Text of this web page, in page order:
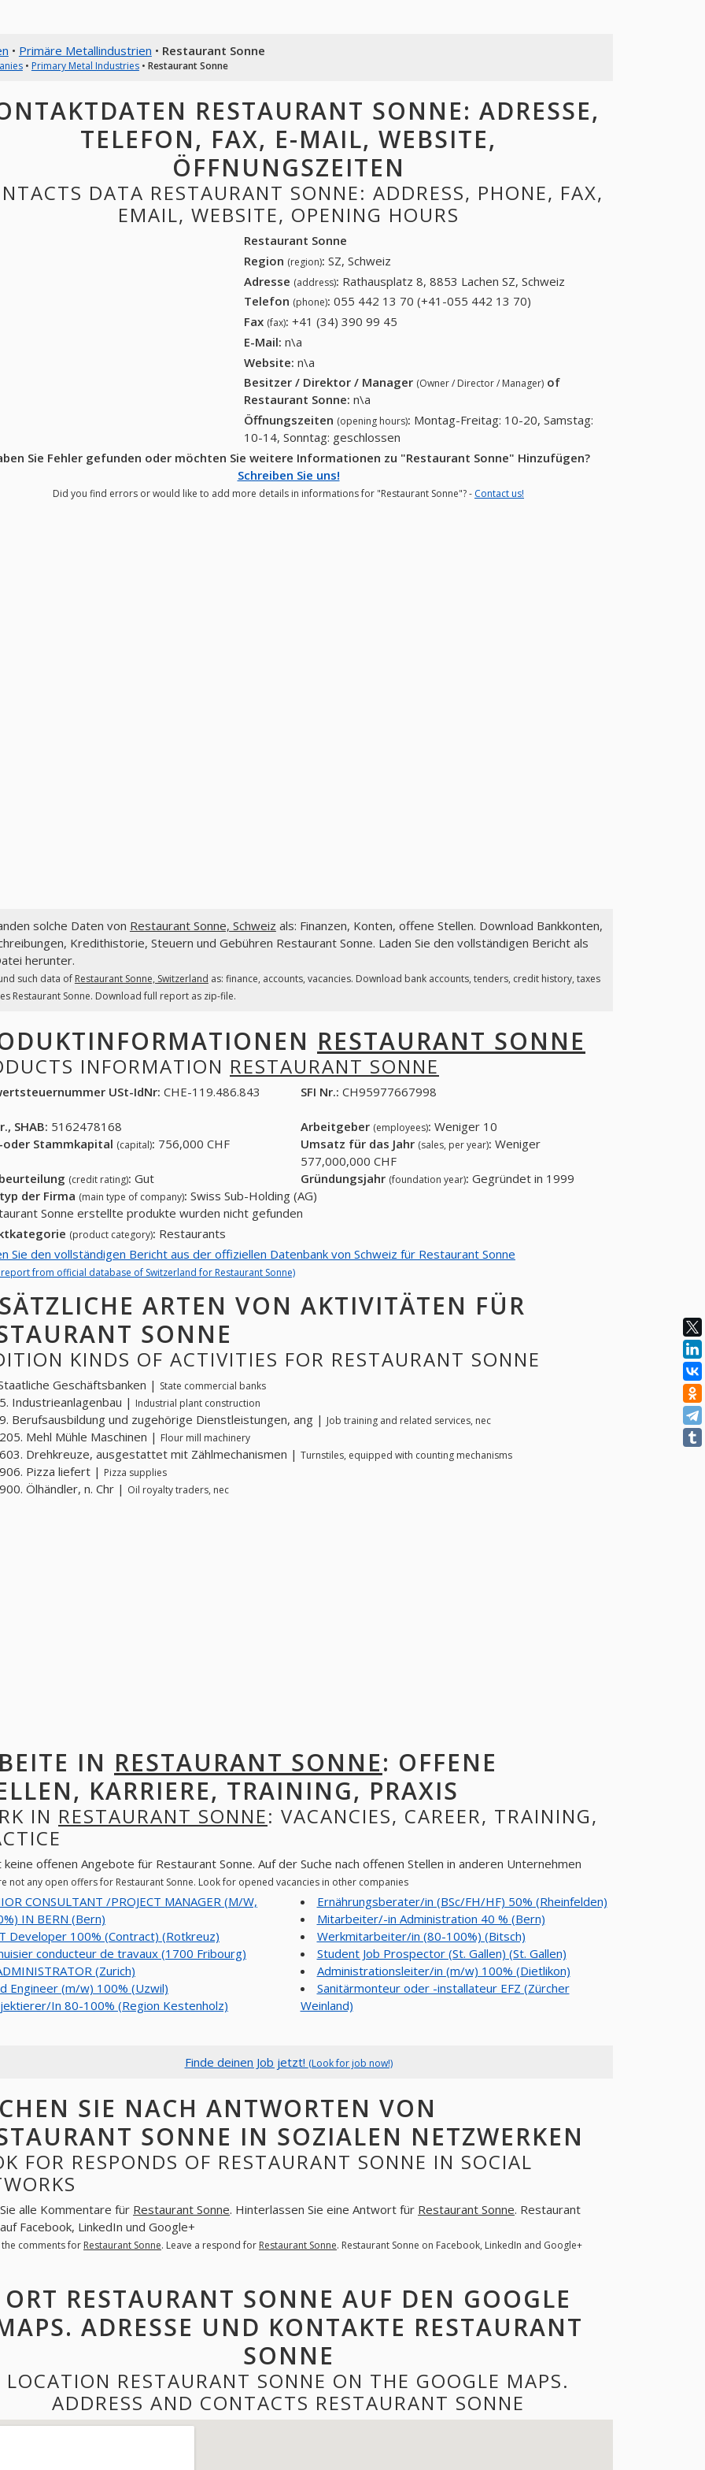
• Primäre Metallindustrien • Restaurant Sonne
• Primary Metal Industries• Restaurant Sonne
RESTAURANT SONNE: ADRESSE,
TELEFON, FAX, E-MAIL, WEBSITE,
ÖFFNUNGSZEITEN
DATA RESTAURANT SONNE: ADDRESS, PHONE, FAX,
EMAIL, WEBSITE, OPENING HOURS
Restaurant Sonne
Region (region): SZ, Schweiz
Adresse (address): Rathausplatz 8, 8853 Lachen SZ, Schweiz
Telefon (phone): 055 442 13 70 (+41-055 442 13 70)
Fax (fax): +41 (34) 390 99 45
E-Mail: n\a
Website: n\a
Besitzer / Direktor / Manager (Owner / Director / Manager) of
Restaurant Sonne: n\a
Öffnungszeiten (opening hours): Montag-Freitag: 10-20, Samstag:
10-14, Sonntag: geschlossen
Sie Fehler gefunden oder möchten Sie weitere Informationen zu "Restaurant Sonne" Hinzufügen?
Schreiben Sie uns!
Did you find errors or would like to add more details in informations for "Restaurant Sonne"? - Contact us!
solche Daten von Restaurant Sonne, Schweiz als: Finanzen, Konten, offene Stellen. Download Bankkonten,
Kredithistorie, Steuern und Gebühren Restaurant Sonne. Laden Sie den vollständigen Bericht als
herunter.
such data of Restaurant Sonne, Switzerland as: finance, accounts, vacancies. Download bank accounts, tenders, credit history, taxes
Restaurant Sonne. Download full report as zip-file.
RESTAURANT SONNE
INFORMATION RESTAURANT SONNE
USt-IdNr: CHE-119.486.843 SFI Nr.: CH95977667998
SHAB: 5162478168 Arbeitgeber (employees): Weniger 10
oder Stammkapital (capital): 756,000 CHF Umsatz für das Jahr (sales, per year): Weniger
577,000,000 CHF
(credit rating): Gut Gründungsjahr (foundation year): Gegründet in 1999
der Firma (main type of company): Swiss Sub-Holding (AG)
Sonne erstellte produkte wurden nicht gefunden
(product category): Restaurants
Sie den vollständigen Bericht aus der offiziellen Datenbank von Schweiz für Restaurant Sonne
from official database of Switzerland for Restaurant Sonne)
ARTEN VON AKTIVITÄTEN FÜR
SONNE
KINDS OF ACTIVITIES FOR RESTAURANT SONNE
Geschäftsbanken | State commercial banks
Industrieanlagenbau | Industrial plant construction
Berufsausbildung und zugehörige Dienstleistungen, ang | Job training and related services, nec
Mehl Mühle Maschinen | Flour mill machinery
Drehkreuze, ausgestattet mit Zählmechanismen | Turnstiles, equipped with counting mechanisms
Pizza liefert | Pizza supplies
Ölhändler, n. Chr | Oil royalty traders, nec
IN RESTAURANT SONNE: OFFENE
KARRIERE, TRAINING, PRAXIS
IN RESTAURANT SONNE: VACANCIES, CAREER, TRAINING,
keine offenen Angebote für Restaurant Sonne. Auf der Suche nach offenen Stellen in anderen Unternehmen
not any open offers for Restaurant Sonne. Look for opened vacancies in other companies
CONSULTANT /PROJECT MANAGER (M/W,
IN BERN (Bern)
Developer 100% (Contract) (Rotkreuz)
conducteur de travaux (1700 Fribourg)
(Zurich)
Engineer (m/w) 100% (Uzwil)
In 80-100% (Region Kestenholz)
Ernährungsberater/in (BSc/FH/HF) 50% (Rheinfelden)
Mitarbeiter/-in Administration 40 % (Bern)
Werkmitarbeiter/in (80-100%) (Bitsch)
Student Job Prospector (St. Gallen) (St. Gallen)
Administrationsleiter/in (m/w) 100% (Dietlikon)
Sanitärmonteur oder -installateur EFZ (Zürcher
Weinland)
Finde deinen Job jetzt! (Look for job now!)
SIE NACH ANTWORTEN VON
SONNE IN SOZIALEN NETZWERKEN
FOR RESPONDS OF RESTAURANT SONNE IN SOCIAL
alle Kommentare für Restaurant Sonne. Hinterlassen Sie eine Antwort für Restaurant Sonne. Restaurant
Facebook, LinkedIn und Google+
the comments for Restaurant Sonne. Leave a respond for Restaurant Sonne. Restaurant Sonne on Facebook, LinkedIn and Google+
ORT RESTAURANT SONNE AUF DEN GOOGLE
ADRESSE UND KONTAKTE RESTAURANT
SONNE
LOCATION RESTAURANT SONNE ON THE GOOGLE MAPS.
ADDRESS AND CONTACTS RESTAURANT SONNE